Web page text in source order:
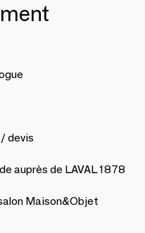
devis
auprès de LAVAL 1878
Maison&Objet